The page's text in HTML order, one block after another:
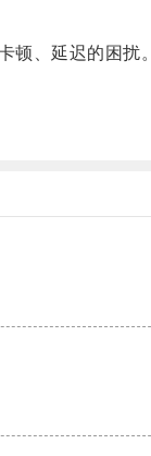
、延迟的困扰。